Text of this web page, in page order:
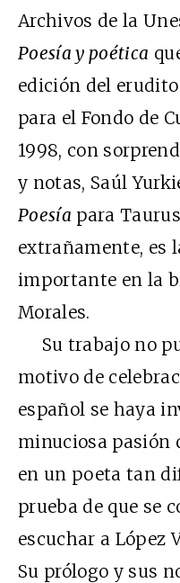
Archivos de la
Poesía y poética
edición del
para el Fondo de
1998, con
y notas, Saúl
Poesía para
extrañamente, es
importante en la
Morales.
Su trabajo no
motivo de
español se haya
minuciosa pasión
en un poeta tan
prueba de que se
escuchar a López
Su prólogo y sus